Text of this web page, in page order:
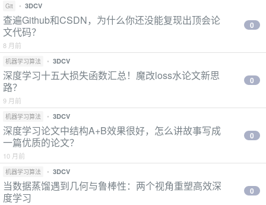
Git • 3DCV
查遍Github和CSDN，为什么你还没能复现出顶会论
文代码？
8 月前
0
机器学习算法 • 3DCV
深度学习十五大损失函数汇总！魔改loss水论文新思
路？
9 月前
0
机器学习算法 • 3DCV
深度学习论文中结构A+B效果很好，怎么讲故事写成
一篇优质的论文？
10 月前
0
机器学习算法 • 3DCV
当数据蒸馏遇到几何与鲁棒性：两个视角重塑高效深
度学习
0